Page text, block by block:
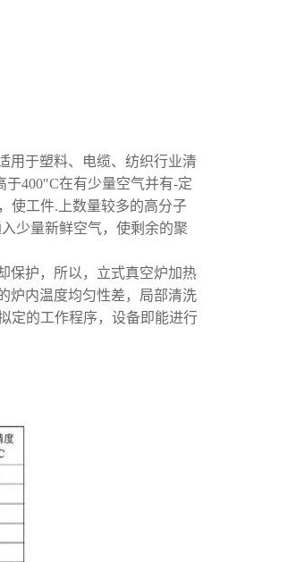
用于塑料、电缆、纺织行业清
于400"C在有少量空气并有-定
使工件.上数量较多的高分子
少量新鲜空气，使剩余的聚
保护，所以，立式真空炉加热
炉内温度均匀性差，局部清洗
定的工作程序，设备即能进行